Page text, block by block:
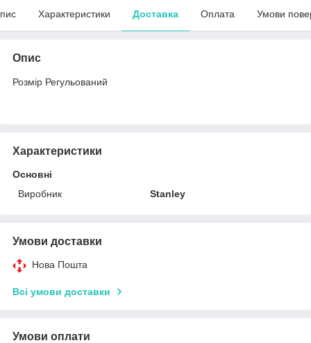
Характеристики Доставка Оплата Умови
Опис
Розмір Регульований
Характеристики
Основні
Виробник
Stanley
Умови доставки
Нова Пошта
Всі умови доставки
Умови оплати